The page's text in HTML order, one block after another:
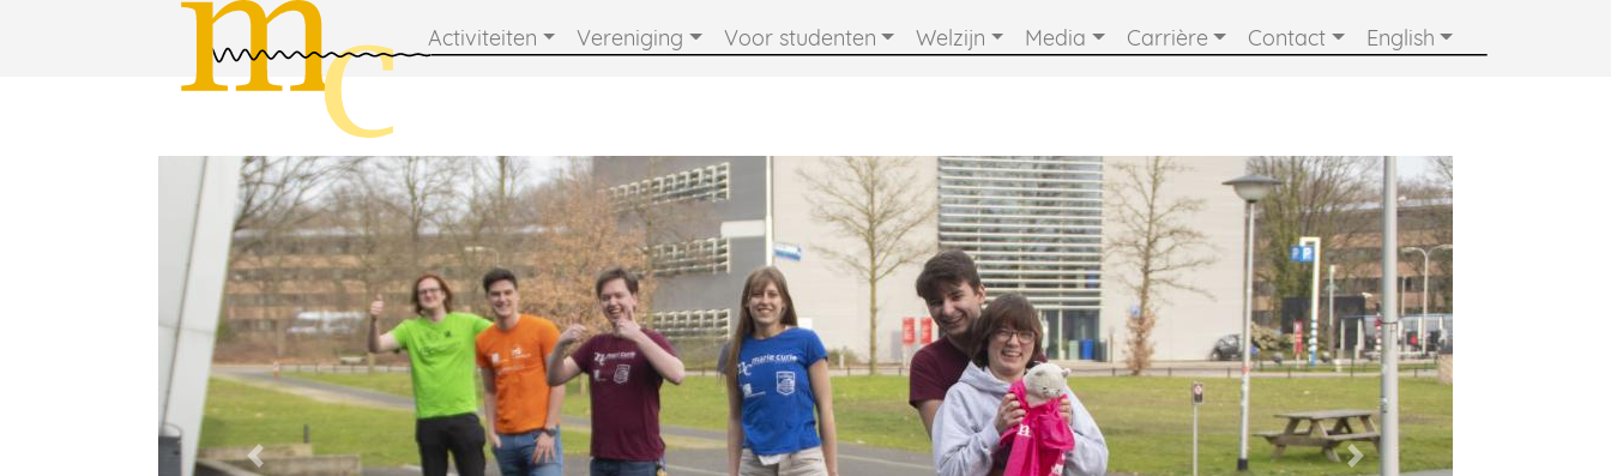
Activiteiten Vereniging Voor studenten Welzijn Media Carrière Contact English
Previous Next